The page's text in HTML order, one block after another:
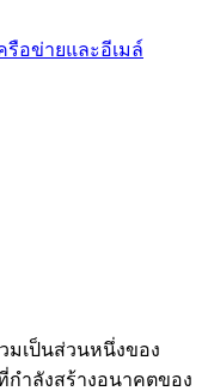
รือข่ายและอีเมล์
มเป็นส่วนหนึ่งของ
ำลังสร้างอนาคตของ